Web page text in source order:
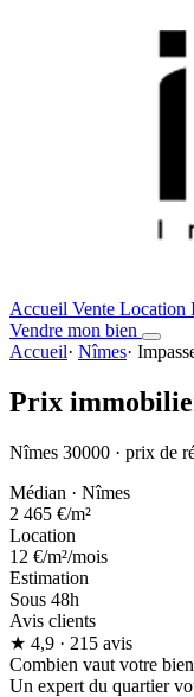
Accueil Vente Location
Vendre mon bien
Accueil· Nîmes·
Prix
Nîmes 30000 · prix de
Médian · Nîmes
2 465 €/m²
Location
12 €/m²/mois
Estimation
Sous 48h
Avis clients
★ 4,9 · 215 avis
Combien vaut votre
Un expert du quartier